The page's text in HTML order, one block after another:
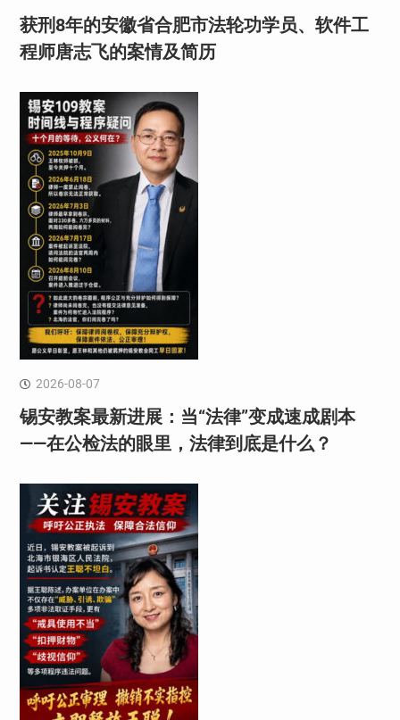
获刑8年的安徽省合肥市法轮功学员、软件工
程师唐志飞的案情及简历
2026-08-07
锡安教案最新进展：当“法律”变成速成剧本
——在公检法的眼里，法律到底是什么？